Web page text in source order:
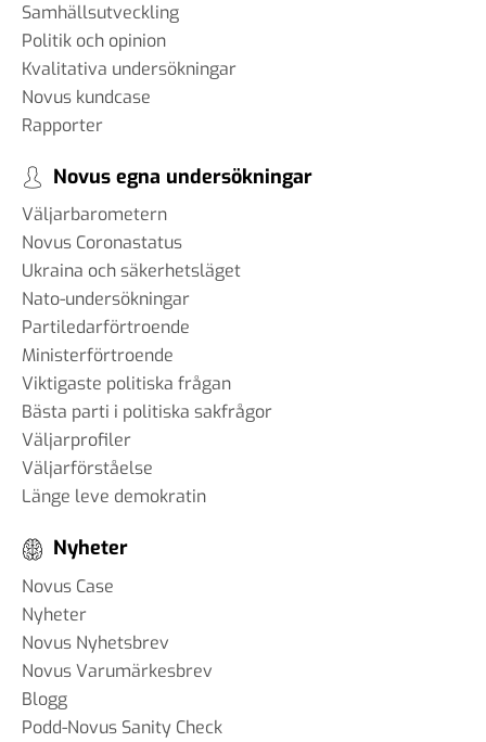
Samhällsutveckling
Politik och opinion
Kvalitativa undersökningar
Novus kundcase
Rapporter
Novus egna undersökningar
Väljarbarometern
Novus Coronastatus
Ukraina och säkerhetsläget
Nato-undersökningar
Partiledarförtroende
Ministerförtroende
Viktigaste politiska frågan
Bästa parti i politiska sakfrågor
Väljarprofiler
Väljarförståelse
Länge leve demokratin
Nyheter
Novus Case
Nyheter
Novus Nyhetsbrev
Novus Varumärkesbrev
Blogg
Podd-Novus Sanity Check